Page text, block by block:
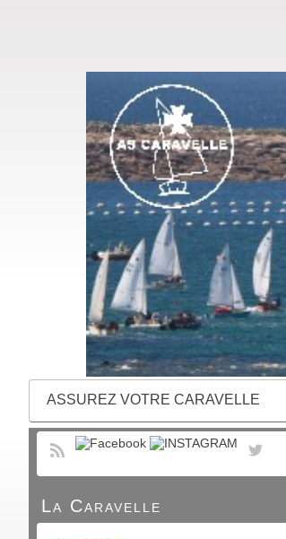
ASSUREZ VOTRE CARAVELLE
La Caravelle